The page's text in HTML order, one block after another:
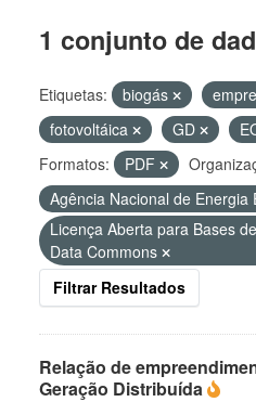
1 conjunto de
Etiquetas: biogás
fotovoltáica
GD
Formatos:
PDF
Agência Nacional de Energia
Licença Aberta para Bases
Data Commons
Filtrar Resultados
Relação de
Geração Distribuída